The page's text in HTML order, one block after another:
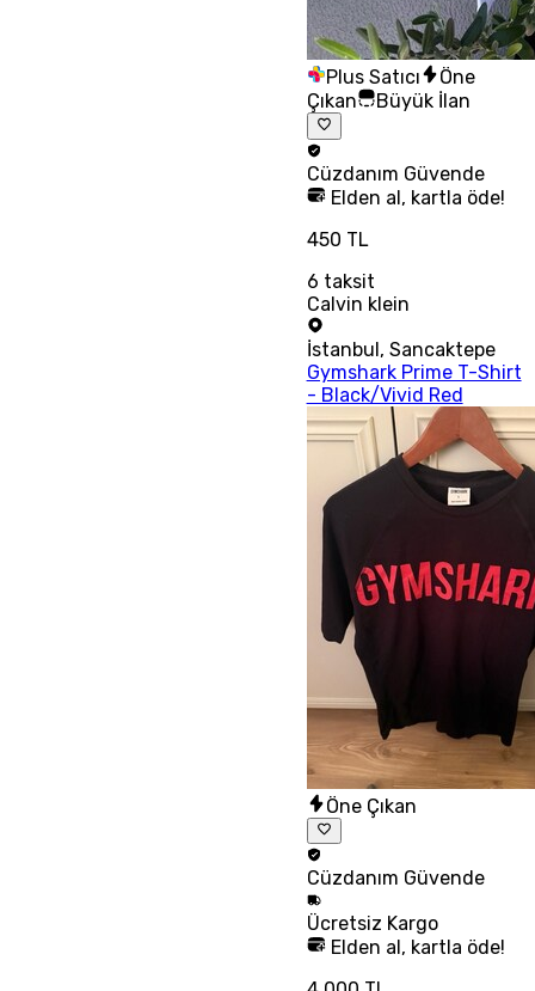
Plus Satıcı
Öne
Çıkan
Büyük İlan
Cüzdanım Güvende
Elden al, kartla öde!
450 TL
6 taksit
Calvin klein
İstanbul, Sancaktepe
Gymshark Prime T-Shirt
- Black/Vivid Red
Öne Çıkan
Cüzdanım Güvende
Ücretsiz Kargo
Elden al, kartla öde!